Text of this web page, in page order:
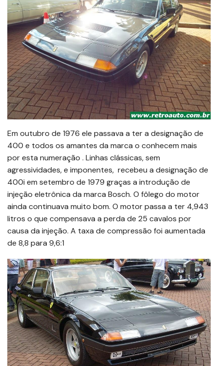
Em outubro de 1976 ele passava a ter a designação de
400 e todos os amantes da marca o conhecem mais
por esta numeração . Linhas clássicas, sem
agressividades, e imponentes, recebeu a designação de
400i em setembro de 1979 graças a introdução de
injeção eletrônica da marca Bosch. O fôlego do motor
ainda continuava muito bom. O motor passa a ter 4,943
litros o que compensava a perda de 25 cavalos por
causa da injeção. A taxa de compressão foi aumentada
de 8,8 para 9,6:1